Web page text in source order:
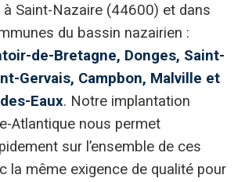
à Saint-Nazaire (44600) et dans
du bassin nazairien :
de-Bretagne, Donges, Saint-
Gervais, Campbon, Malville et
Eaux. Notre implantation
Atlantique nous permet
sur l’ensemble de ces
la même exigence de qualité pour